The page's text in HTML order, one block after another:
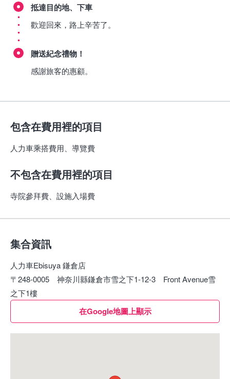
抵達目的地、下車
歡迎回來，路上辛苦了。
贈送紀念禮物！
感謝旅客的惠顧。
包含在費用裡的項目
人力車乘搭費用、導覽費
不包含在費用裡的項目
寺院參拜費、設施入場費
集合資訊
人力車Ebisuya 鎌倉店
〒248-0005 神奈川縣鎌倉市雪之下1-12-3 Front Avenue雪
之下1樓
在Google地圖上顯示